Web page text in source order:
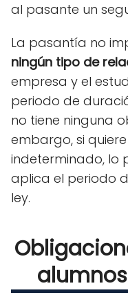
al pasante un
La pasantía no
ningún tipo de
empresa y el
periodo de
no tiene ninguna
embargo, si
indeterminado, lo
aplica el periodo
ley.